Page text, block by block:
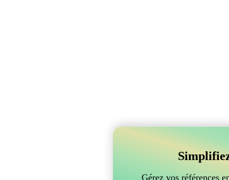
Gérez vos références